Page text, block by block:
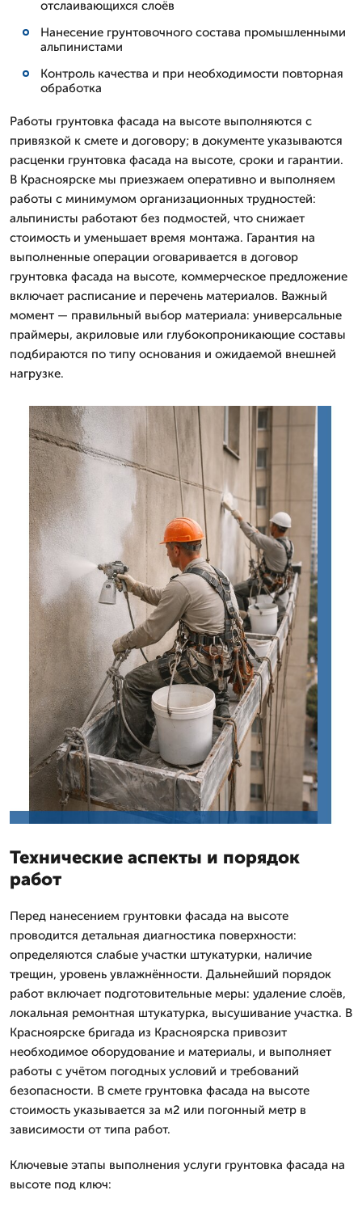
отслаивающихся слоёв
Нанесение грунтовочного состава промышленными
альпинистами
Контроль качества и при необходимости повторная
обработка
Работы грунтовка фасада на высоте выполняются с
привязкой к смете и договору; в документе указываются
расценки грунтовка фасада на высоте, сроки и гарантии.
В Красноярске мы приезжаем оперативно и выполняем
работы с минимумом организационных трудностей:
альпинисты работают без подмостей, что снижает
стоимость и уменьшает время монтажа. Гарантия на
выполненные операции оговаривается в договор
грунтовка фасада на высоте, коммерческое предложение
включает расписание и перечень материалов. Важный
момент — правильный выбор материала: универсальные
праймеры, акриловые или глубокопроникающие составы
подбираются по типу основания и ожидаемой внешней
нагрузке.
Технические аспекты и порядок
работ
Перед нанесением грунтовки фасада на высоте
проводится детальная диагностика поверхности:
определяются слабые участки штукатурки, наличие
трещин, уровень увлажнённости. Дальнейший порядок
работ включает подготовительные меры: удаление слоёв,
локальная ремонтная штукатурка, высушивание участка. В
Красноярске бригада из Красноярска привозит
необходимое оборудование и материалы, и выполняет
работы с учётом погодных условий и требований
безопасности. В смете грунтовка фасада на высоте
стоимость указывается за м2 или погонный метр в
зависимости от типа работ.
Ключевые этапы выполнения услуги грунтовка фасада на
высоте под ключ: